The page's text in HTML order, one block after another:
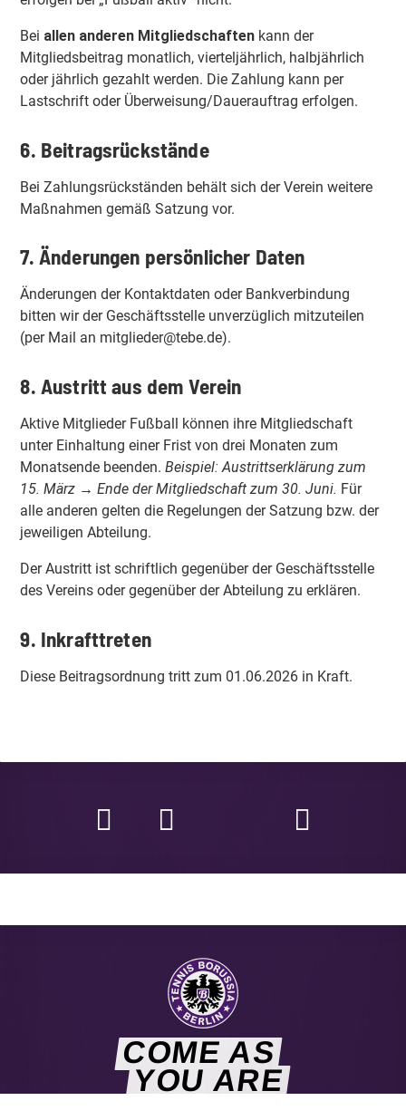
Bei allen anderen Mitgliedschaften kann der
Mitgliedsbeitrag monatlich, vierteljährlich, halbjährlich
oder jährlich gezahlt werden. Die Zahlung kann per
Lastschrift oder Überweisung/Dauerauftrag erfolgen.
6. Beitragsrückstände
Bei Zahlungsrückständen behält sich der Verein weitere
Maßnahmen gemäß Satzung vor.
7. Änderungen persönlicher Daten
Änderungen der Kontaktdaten oder Bankverbindung
bitten wir der Geschäftsstelle unverzüglich mitzuteilen
(per Mail an mitglieder@tebe.de).
8. Austritt aus dem Verein
Aktive Mitglieder Fußball können ihre Mitgliedschaft
unter Einhaltung einer Frist von drei Monaten zum
Monatsende beenden.Beispiel: Austrittserklärung zum
15. März → Ende der Mitgliedschaft zum 30. Juni. Für
alle anderen gelten die Regelungen der Satzung bzw. der
jeweiligen Abteilung.
Der Austritt ist schriftlich gegenüber der Geschäftsstelle
des Vereins oder gegenüber der Abteilung zu erklären.
9. Inkrafttreten
Diese Beitragsordnung tritt zum 01.06.2026 in Kraft.
COME AS
YOU ARE